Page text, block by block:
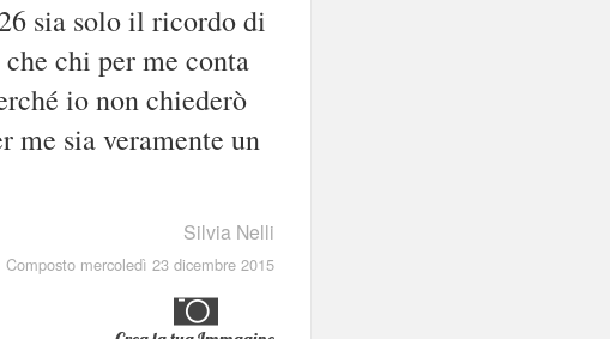
sia solo il ricordo di
chi per me conta
io non chiederò
me sia veramente un
Silvia Nelli
Composto mercoledì 23 dicembre 2015